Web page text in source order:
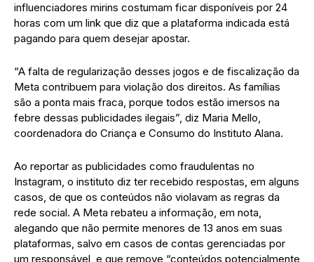
influenciadores mirins costumam ficar disponíveis por 24
horas com um link que diz que a plataforma indicada está
pagando para quem desejar apostar.
“A falta de regularização desses jogos e de fiscalização da
Meta contribuem para violação dos direitos. As famílias
são a ponta mais fraca, porque todos estão imersos na
febre dessas publicidades ilegais”, diz Maria Mello,
coordenadora do Criança e Consumo do Instituto Alana.
Ao reportar as publicidades como fraudulentas no
Instagram, o instituto diz ter recebido respostas, em alguns
casos, de que os conteúdos não violavam as regras da
rede social. A Meta rebateu a informação, em nota,
alegando que não permite menores de 13 anos em suas
plataformas, salvo em casos de contas gerenciadas por
um responsável, e que remove “conteúdos potencialmente